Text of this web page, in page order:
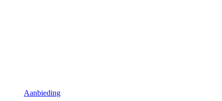
Aanbieding